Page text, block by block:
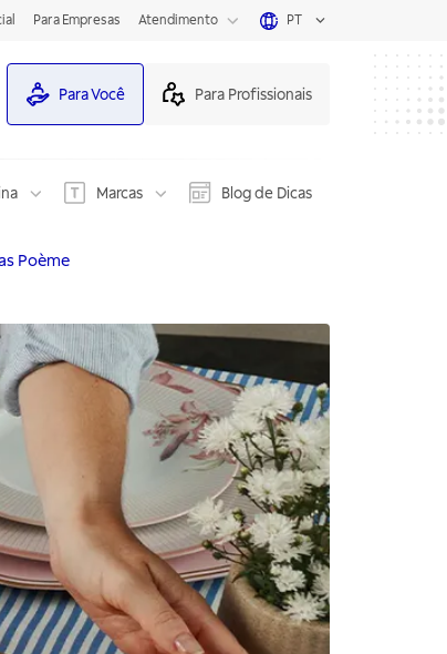
Para Empresas Atendimento PT
Para Você Para Profissionais
Marcas Blog de Dicas
Poème